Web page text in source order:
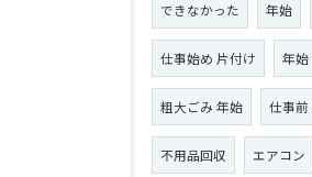
できなかった 年始
仕事始め 片付け 年始
粗大ごみ 年始 仕事前
不用品回収 エアコン